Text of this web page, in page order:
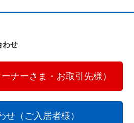
わせ
ナーさま・お取引先様）
せ（ご入居者様）